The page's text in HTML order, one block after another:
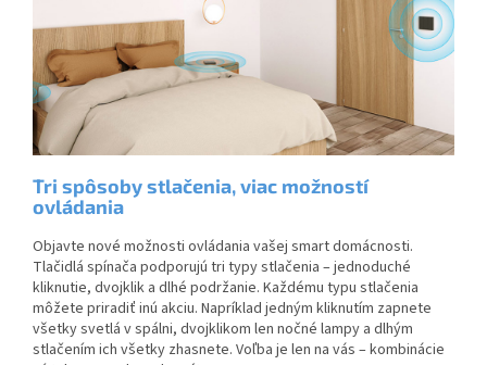
Tri spôsoby stlačenia, viac možností
ovládania
Objavte nové možnosti ovládania vašej smart domácnosti.
Tlačidlá spínača podporujú tri typy stlačenia – jednoduché
kliknutie, dvojklik a dlhé podržanie. Každému typu stlačenia
môžete priradiť inú akciu. Napríklad jedným kliknutím zapnete
všetky svetlá v spálni, dvojklikom len nočné lampy a dlhým
stlačením ich všetky zhasnete. Voľba je len na vás – kombinácie